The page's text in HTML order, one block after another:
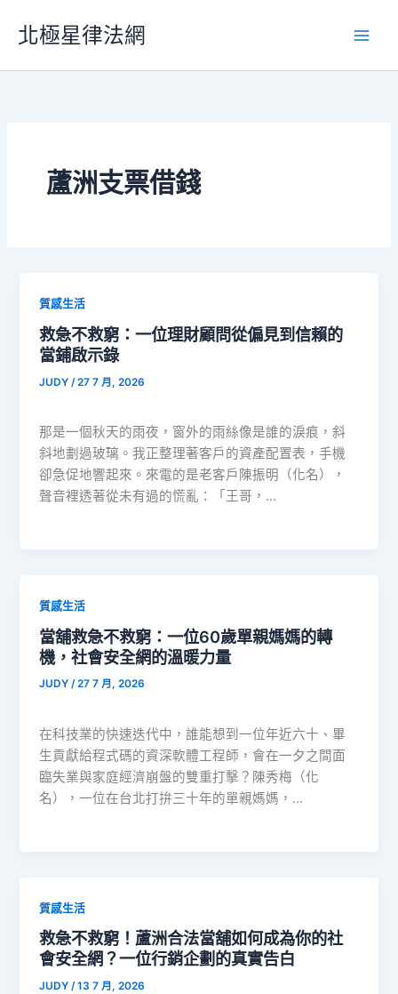
要
北極星律法網
蘆洲支票借錢
質感生活
救急不救窮：一位理財顧問從偏見到信賴的
當鋪啟示錄
JUDY /27 7 月, 2026
那是一個秋天的雨夜，窗外的雨絲像是誰的淚痕，斜
斜地劃過玻璃。我正整理著客戶的資產配置表，手機
卻急促地響起來。來電的是老客戶陳振明（化名），
聲音裡透著從未有過的慌亂：「王哥，…
質感生活
當舖救急不救窮：一位60歲單親媽媽的轉
機，社會安全網的溫暖力量
JUDY/27 7 月, 2026
在科技業的快速迭代中，誰能想到一位年近六十、畢
生貢獻給程式碼的資深軟體工程師，會在一夕之間面
臨失業與家庭經濟崩盤的雙重打擊？陳秀梅（化
名），一位在台北打拚三十年的單親媽媽，…
質感生活
救急不救窮！蘆洲合法當舖如何成為你的社
會安全網？一位行銷企劃的真實告白
JUDY/13 7 月, 2026